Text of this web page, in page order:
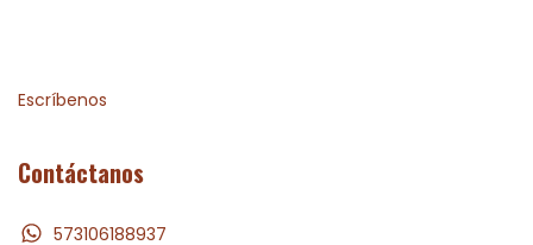
Escríbenos
Contáctanos
573106188937